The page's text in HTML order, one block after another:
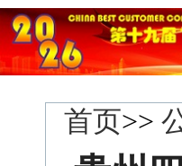
首页>>